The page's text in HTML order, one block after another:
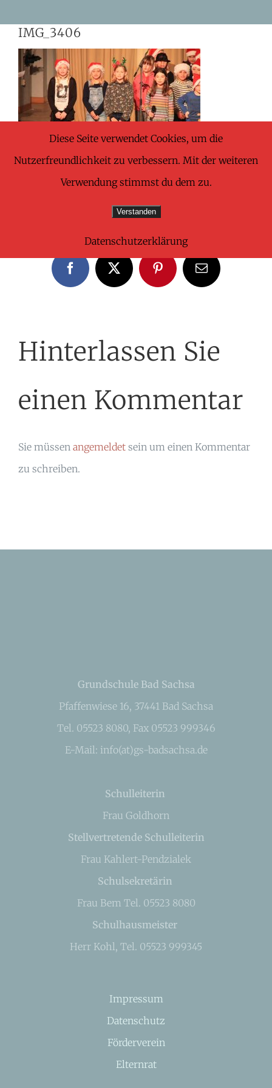
content
IMG_3406
FacebookX PinterestE-
Mail
Hinterlassen Sie
einen Kommentar
Sie müssen angemeldet sein um einen Kommentar
zu schreiben.
Grundschule Bad Sachsa
Pfaffenwiese 16, 37441 Bad Sachsa
Tel. 05523 8080, Fax 05523 999346
E-Mail: info(at)gs-badsachsa.de
Schulleiterin
Frau Goldhorn
Stellvertretende Schulleiterin
Frau Kahlert-Pendzialek
Schulsekretärin
Frau Bem Tel. 05523 8080
Schulhausmeister
Herr Kohl, Tel. 05523 999345
Impressum
Datenschutz
Förderverein
Elternrat
Diese Seite verwendet Cookies, um die
Nutzerfreundlichkeit zu verbessern. Mit der weiteren
Verwendung stimmst du dem zu.
Verstanden
Datenschutzerklärung